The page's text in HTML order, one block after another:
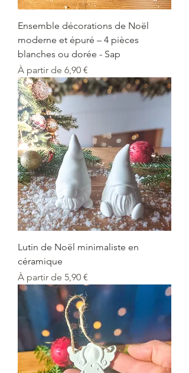
Ensemble décorations de Noël
moderne et épuré – 4 pièces
blanches ou dorée - Sap
À partir de 6,90 €
Prix promotionnel
Lutin de Noël minimaliste en
céramique
À partir de 5,90 €
Prix promotionnel